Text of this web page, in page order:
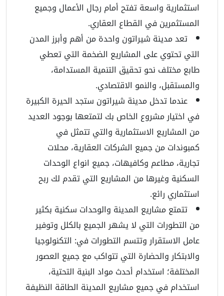
استثمارية واسعة تفتح أمام رجال الأعمال وجميع
المستثمرين في القطاع العقاري.
تعد مدينة شيراتون واحدة من أهم وأبرز المدن
التي تحتوي على المشاريع الضخمة التي تعطي
طابع مختلف نحو تحقيق التنمية المستدامة،
والمستقبل، والنمو الاقتصادي.
عندما تدخل مدينة شيراتون ستجد الحيرة الكبيرة
في اختيار مشروع الخاص بك لتمتعها بوجود العديد
من المشاريع الاستثمارية والتي تتمثل في
كمبوندات من جميع الشركات العقارية، محلات
تجارية، مطاعم وكافيهات، جميع انواع الوحدات
السكنية وغيرها من المشاريع التي تقدم لك ربح
استثماري رائع.
تتمتع مشاريع المدينة والوحدات سكنية بكثير
من التطورات التي لا يشهر الجميع بالكلل وتوفير
عامل الاستقرار وتتسم التطورات في: التكنولوجيا
والابتكار والحضارة التي تتواكب مع جميع العصور
المختلفة؛ استخدام أحدث مواد البنية التحتية،
استخدام في جميع مشاريع المدينة الطاقة النظيفة